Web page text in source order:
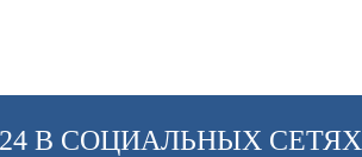
В СОЦИАЛЬНЫХ СЕТЯХ